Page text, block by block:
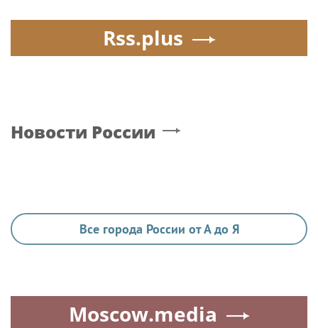
Rss.plus
Новости России
Все города России от А до Я
Moscow.media